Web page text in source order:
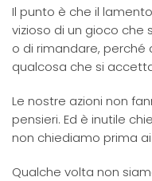
Il punto è che il
vizioso di un gioco che
o di rimandare, perché
qualcosa che si
Le nostre azioni non
pensieri. Ed è inutile
non chiediamo prima
Qualche volta non